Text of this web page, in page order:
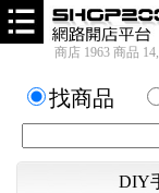
商店 1963 商品
找商品
DIY